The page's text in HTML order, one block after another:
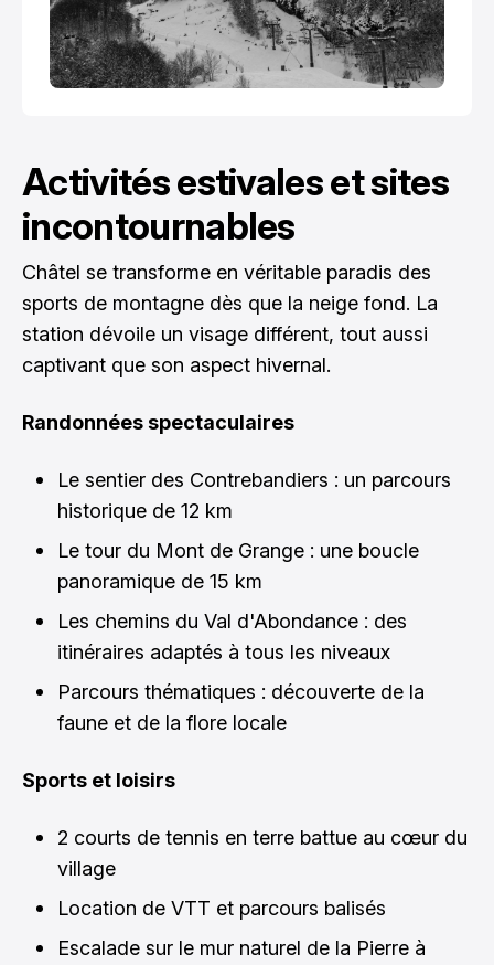
Activités estivales et sites
incontournables
Châtel se transforme en véritable paradis des
sports de montagne dès que la neige fond. La
station dévoile un visage différent, tout aussi
captivant que son aspect hivernal.
Randonnées spectaculaires
Le sentier des Contrebandiers : un parcours
historique de 12 km
Le tour du Mont de Grange : une boucle
panoramique de 15 km
Les chemins du Val d'Abondance : des
itinéraires adaptés à tous les niveaux
Parcours thématiques : découverte de la
faune et de la flore locale
Sports et loisirs
2 courts de tennis en terre battue au cœur du
village
Location de VTT et parcours balisés
Escalade sur le mur naturel de la Pierre à